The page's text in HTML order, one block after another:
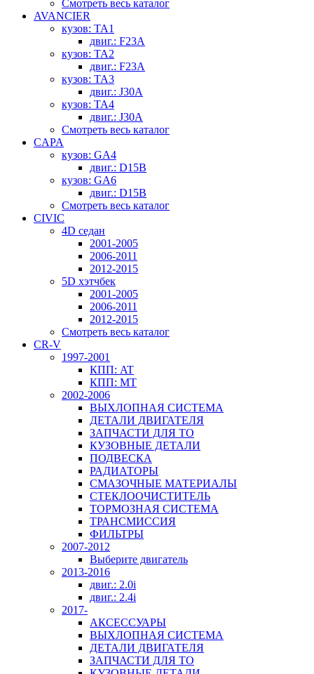
Смотреть весь каталог
AVANCIER
кузов: TA1
двиг.: F23A
кузов: TA2
двиг.: F23A
кузов: TA3
двиг.: J30A
кузов: TA4
двиг.: J30A
Смотреть весь каталог
CAPA
кузов: GA4
двиг.: D15B
кузов: GA6
двиг.: D15B
Смотреть весь каталог
CIVIC
4D седан
2001-2005
2006-2011
2012-2015
5D хэтчбек
2001-2005
2006-2011
2012-2015
Смотреть весь каталог
CR-V
1997-2001
КПП: AT
КПП: MT
2002-2006
ВЫХЛОПНАЯ СИСТЕМА
ДЕТАЛИ ДВИГАТЕЛЯ
ЗАПЧАСТИ ДЛЯ ТО
КУЗОВНЫЕ ДЕТАЛИ
ПОДВЕСКА
РАДИАТОРЫ
СМАЗОЧНЫЕ МАТЕРИАЛЫ
СТЕКЛООЧИСТИТЕЛЬ
ТОРМОЗНАЯ СИСТЕМА
ТРАНСМИССИЯ
ФИЛЬТРЫ
2007-2012
Выберите двигатель
2013-2016
двиг.: 2.0i
двиг.: 2.4i
2017-
АКСЕССУАРЫ
ВЫХЛОПНАЯ СИСТЕМА
ДЕТАЛИ ДВИГАТЕЛЯ
ЗАПЧАСТИ ДЛЯ ТО